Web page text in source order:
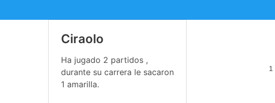
Ciraolo
Ha jugado 2 partidos ,
durante su carrera le sacaron
1 amarilla.
1